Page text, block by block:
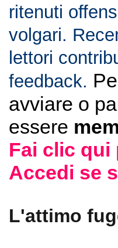
ritenuti
volgari.
lettori
feedback.
avviare o
essere
Fai clic qui
Accedi se
L'attimo